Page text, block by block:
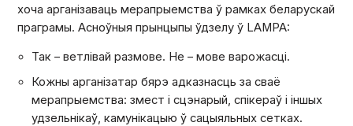
хоча арганізаваць мерапрыемства ў рамках беларускай
праграмы. Асноўныя прынцыпы ўдзелу ў LAMPA:
Так – ветлівай размове. Не – мове варожасці.
Кожны арганізатар бярэ адказнасць за сваё
мерапрыемства: змест і сцэнарый, спікераў і іншых
удзельнікаў, камунікацыю ў сацыяльных сетках.